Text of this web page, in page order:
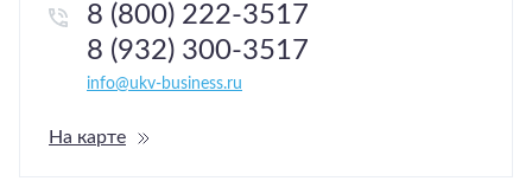
На карте
8 (800) 222-3517
8 (932) 300-3517
info@ukv-business.ru